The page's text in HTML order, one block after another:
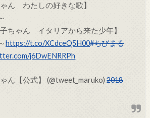
ゃん わたしの好きな歌】
子ちゃん イタリアから来た少年】
https://t.co/XCdceQ5H00#ちびまる
j6DwENRRPh
ん【公式】 (@tweet_maruko)2018